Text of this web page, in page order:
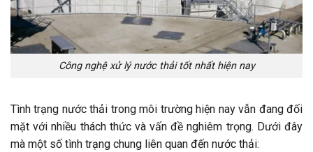
Công nghệ xử lý nước thải tốt nhất hiện nay
Tình trạng nước thải trong môi trường hiện nay vẫn đang đối
mặt với nhiều thách thức và vấn đề nghiêm trọng. Dưới đây
mà một số tình trạng chung liên quan đến nước thải: